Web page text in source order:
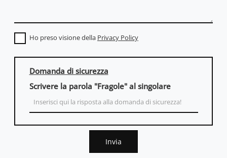
Ho preso visione della Privacy Policy
Domanda di sicurezza
Scrivere la parola "Fragole" al singolare
Invia